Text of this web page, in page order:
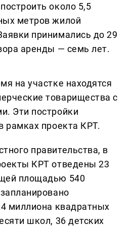
около 5,5
метров жилой
принимались до 29
аренды — семь лет.
на участке находятся
товарищества с
Эти постройки
рамках проекта КРТ.
правительства, в
КРТ отведены 23
площадью 540
миллиона квадратных
школ, 36 детских